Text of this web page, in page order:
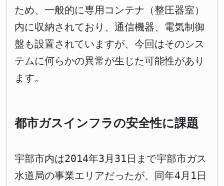
ため、一般的に専用コンテナ（整圧器室）
内に収納されており、通信機器、電気制御
盤も設置されていますが、今回はそのシス
テムに何らかの異常が生じた可能性があり
ます。
都市ガスインフラの安全性に課題
宇部市内は2014年3月31日まで宇部市ガス
水道局の事業エリアだったが、同年4月1日